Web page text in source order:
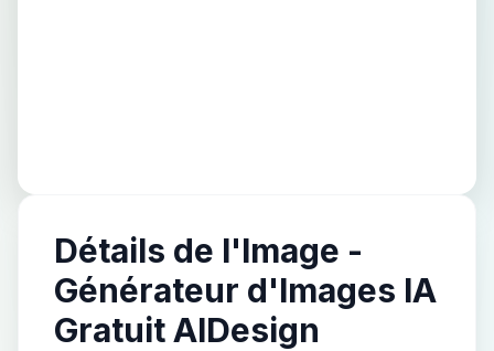
Détails de l'Image -
Générateur d'Images IA
Gratuit AIDesign